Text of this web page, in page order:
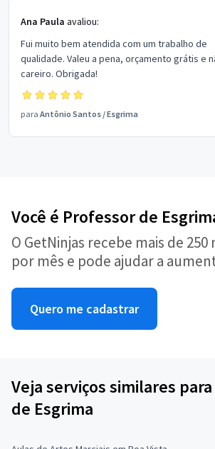
Ana Paula avaliou:
Fui muito bem atendida com um trabalho de
qualidade. Valeu a pena, orçamento grátis e
careiro. Obrigada!
para Antônio Santos /Esgrima
Você é Professor de
O GetNinjas recebe mais de
por mês e pode ajudar a
Quero me cadastrar
Veja serviços similares
de Esgrima